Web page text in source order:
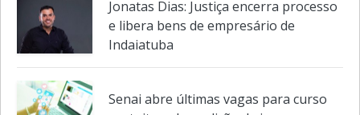
Jonatas Dias: Justiça encerra processo
e libera bens de empresário de
Indaiatuba
Senai abre últimas vagas para curso